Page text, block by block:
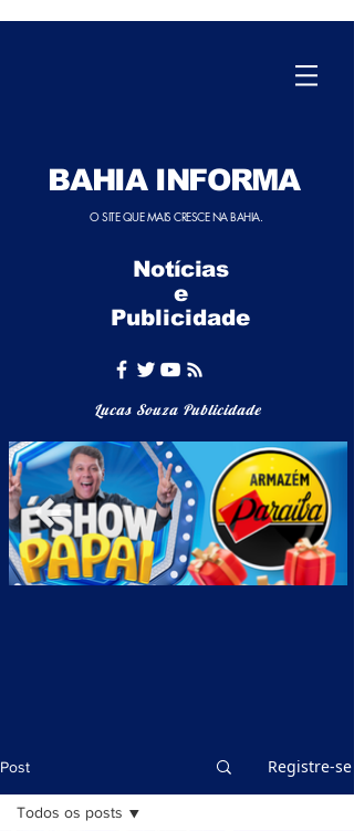
BAHIA INFORMA
O SITE QUE MAIS CRESCE NA BAHIA.
Notícias
e
Publicidade
Lucas Souza Publicidade
Post Registre-se
Todos os posts